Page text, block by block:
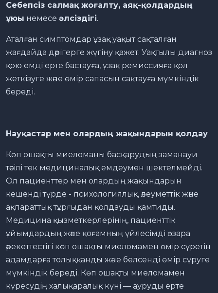
Себепсіз салмақ жоғалту, аяқ-қолдардың
ұюы немесе әлсіздігі.
Аталған симптомдар ұзақ уақыт сақталған
жағдайда дәрігерге жүгіну қажет. Уақтылы диагноз
қою емді ерте бастауға, ұзақ ремиссияға қол
жеткізуге және өмір сапасын сақтауға мүмкіндік
береді.
Науқастар мен олардың жақындарын қолдау
Көп ошақты миеломаны басқарудың заманауи
тәсілі тек медициналық емдеумен шектелмейді.
Ол пациенттер мен олардың жақындарын
кешенді түрде - психологиялық, әлеуметтік және
ақпараттық тұрғыдан қолдауды қамтиды.
Медицина қызметкерлерінің, пациенттік
ұйымдардың және қоғамның үйлесімді өзара
әрекеттестігі көп ошақты миеломамен өмір сүретін
адамдарға толыққанды және белсенді өмір сүруге
мүмкіндік береді. Көп ошақты миеломамен
күресудің халықаралық күні — ауруды ерте